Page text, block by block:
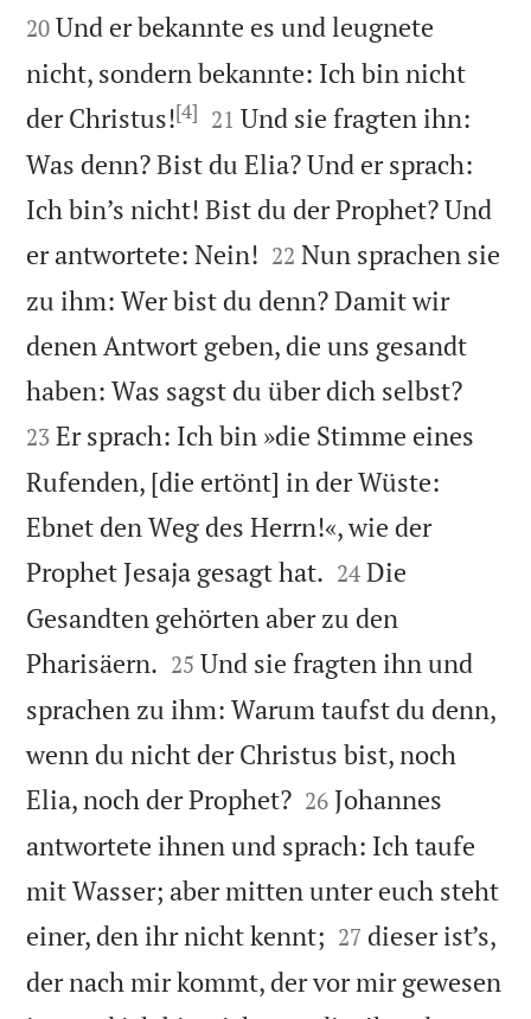
20 Und er bekannte es und leugnete
nicht, sondern bekannte: Ich bin nicht
der Christus![4] 

21 Und sie fragten ihn:
Was denn? Bist du Elia? Und er sprach:
Ich bin’s nicht! Bist du der Prophet? Und
er antwortete: Nein! 

22 Nun sprachen sie
zu ihm: Wer bist du denn? Damit wir
denen Antwort geben, die uns gesandt
haben: Was sagst du über dich selbst?
23 Er sprach: Ich bin »die Stimme eines
Rufenden, [die ertönt] in der Wüste:
Ebnet den Weg des Herrn!«, wie der
Prophet Jesaja gesagt hat. 

24 Die
Gesandten gehörten aber zu den
Pharisäern. 

25 Und sie fragten ihn und
sprachen zu ihm: Warum taufst du denn,
wenn du nicht der Christus bist, noch
Elia, noch der Prophet?
26 Johannes
antwortete ihnen und sprach: Ich taufe
mit Wasser; aber mitten unter euch steht
einer, den ihr nicht kennt; 

27 dieser ist’s,
der nach mir kommt, der vor mir gewesen